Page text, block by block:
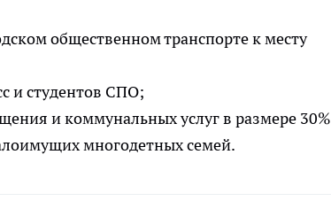
общественном транспорте к месту
и студентов СПО;
и коммунальных услуг в размере 30%
многодетных семей.